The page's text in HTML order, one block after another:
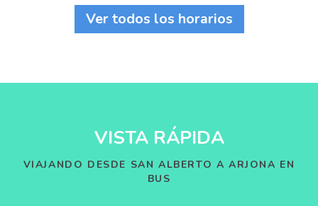
Ver todos los horarios
VISTA RÁPIDA
VIAJANDO DESDE SAN ALBERTO A ARJONA EN
BUS